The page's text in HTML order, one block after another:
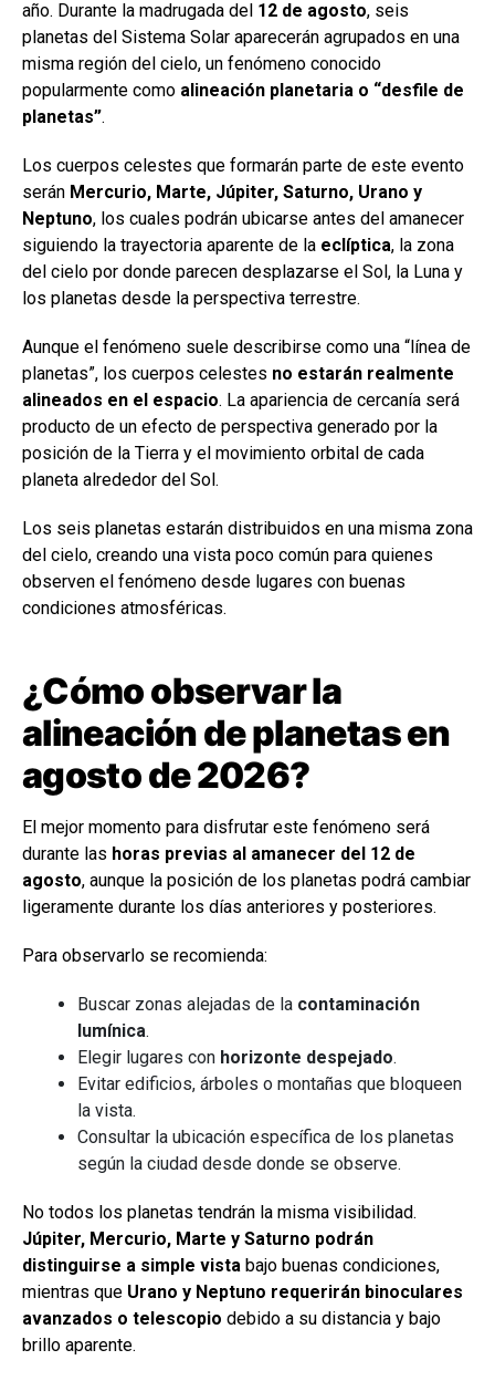
año. Durante la madrugada del 12 de agosto, seis
planetas del Sistema Solar aparecerán agrupados en una
misma región del cielo, un fenómeno conocido
popularmente como alineación planetaria o “desfile de
planetas”.
Los cuerpos celestes que formarán parte de este evento
serán Mercurio, Marte, Júpiter, Saturno, Urano y
Neptuno, los cuales podrán ubicarse antes del amanecer
siguiendo la trayectoria aparente de la eclíptica, la zona
del cielo por donde parecen desplazarse el Sol, la Luna y
los planetas desde la perspectiva terrestre.
Aunque el fenómeno suele describirse como una “línea de
planetas”, los cuerpos celestes no estarán realmente
alineados en el espacio. La apariencia de cercanía será
producto de un efecto de perspectiva generado por la
posición de la Tierra y el movimiento orbital de cada
planeta alrededor del Sol.
Los seis planetas estarán distribuidos en una misma zona
del cielo, creando una vista poco común para quienes
observen el fenómeno desde lugares con buenas
condiciones atmosféricas.
¿Cómo observar la
alineación de planetas en
agosto de 2026?
El mejor momento para disfrutar este fenómeno será
durante las horas previas al amanecer del 12 de
agosto, aunque la posición de los planetas podrá cambiar
ligeramente durante los días anteriores y posteriores.
Para observarlo se recomienda:
Buscar zonas alejadas de la contaminación
lumínica.
Elegir lugares con horizonte despejado.
Evitar edificios, árboles o montañas que bloqueen
la vista.
Consultar la ubicación específica de los planetas
según la ciudad desde donde se observe.
No todos los planetas tendrán la misma visibilidad.
Júpiter, Mercurio, Marte y Saturno podrán
distinguirse a simple vista bajo buenas condiciones,
mientras que Urano y Neptuno requerirán binoculares
avanzados o telescopio debido a su distancia y bajo
brillo aparente.